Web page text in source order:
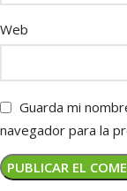
Web
Guarda mi
navegador para la